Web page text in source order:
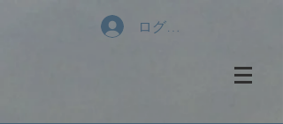
ログイン